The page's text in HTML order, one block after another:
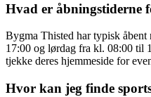
Hvad er åbningstiderne
Bygma Thisted har typisk
17:00 og lørdag fra kl. 08:00 til
tjekke deres hjemmeside for
Hvor kan jeg finde